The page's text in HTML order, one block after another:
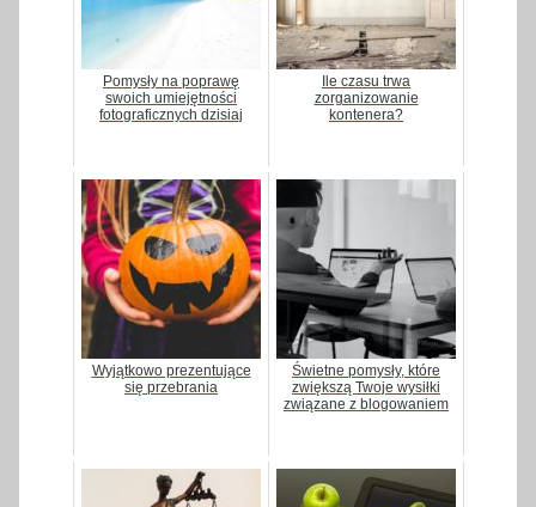
Pomysły na poprawę
swoich umiejętności
fotograficznych dzisiaj
Ile czasu trwa
zorganizowanie
kontenera?
Wyjątkowo prezentujące
się przebrania
Świetne pomysły, które
zwiększą Twoje wysiłki
związane z blogowaniem